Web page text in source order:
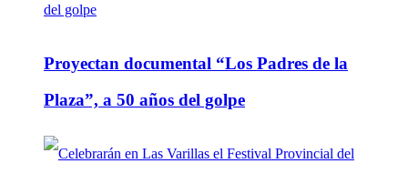
Proyectan documental “Los Padres de la
Plaza”, a 50 años del golpe